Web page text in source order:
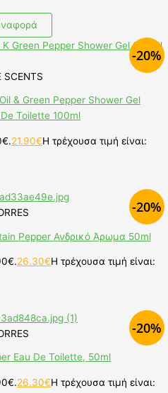
-20%
SCENTS
& Green Pepper Shower Gel
Toilette 100ml
21.90€Η τρέχουσα τιμή είναι:
-20%
Pepper Ανδρικό Άρωμα 50ml
26.30€Η τρέχουσα τιμή είναι:
-20%
Eau De Toilette, 50ml
26.30€Η τρέχουσα τιμή είναι: